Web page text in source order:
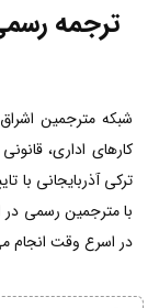
ترجمه
شبکه مترجمین
کارهای اداری،
ترکی آذربایجانی با
با مترجمین رسمی
در اسرع وقت انجام